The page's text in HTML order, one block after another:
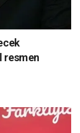
resmen